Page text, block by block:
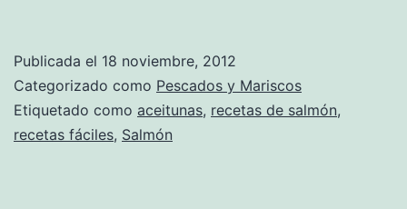
Publicada el 18 noviembre, 2012
Categorizado como Pescados y Mariscos
Etiquetado como aceitunas, recetas de salmón,
recetas fáciles, Salmón